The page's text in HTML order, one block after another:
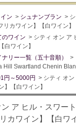
ン > シュナンブラン >
リカワイン】【白ワイン】
のワイン > シティ オン ア
白ワイン】
ナリー一覧（五十音順） >
Hill Swartland Chenin
円～5000円 > シティ オ
】【白ワイン】
ン ア ヒル・スワー
カワイン】【白ワ